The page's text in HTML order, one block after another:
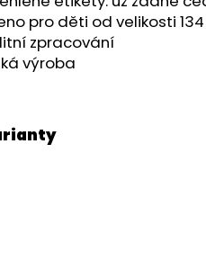
pro děti od velikosti
zpracování
výroba
599 Kč